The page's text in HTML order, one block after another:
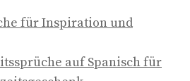
für Inspiration und
auf Spanisch für